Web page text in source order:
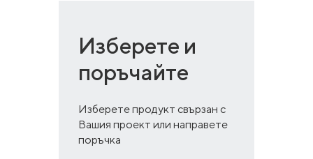
Изберете и
поръчайте
Изберете продукт свързан с
Вашия проект или направете
поръчка